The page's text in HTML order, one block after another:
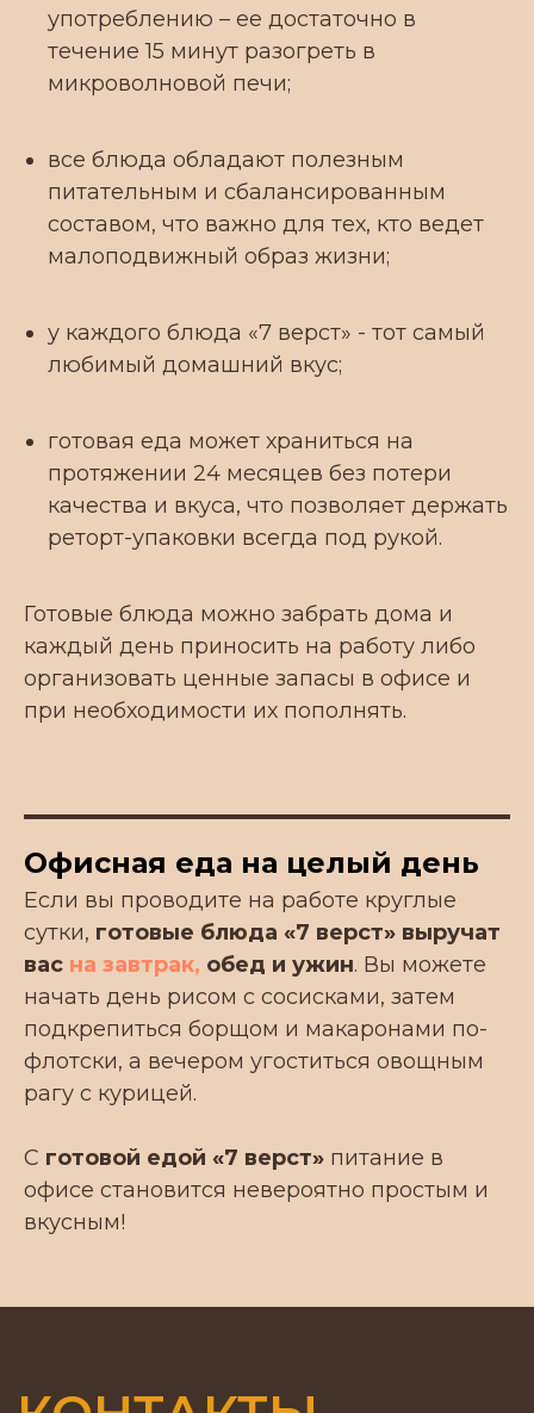
употреблению – ее достаточно в
течение 15 минут разогреть в
микроволновой печи;
все блюда обладают полезным
питательным и сбалансированным
составом, что важно для тех, кто ведет
малоподвижный образ жизни;
у каждого блюда «7 верст» - тот самый
любимый домашний вкус;
готовая еда может храниться на
протяжении 24 месяцев без потери
качества и вкуса, что позволяет держать
реторт-упаковки всегда под рукой.
Готовые блюда можно забрать дома и
каждый день приносить на работу либо
организовать ценные запасы в офисе и
при необходимости их пополнять.
Офисная еда на целый день
Если вы проводите на работе круглые
сутки, готовые блюда «7 верст» выручат
вас на завтрак, обед и ужин. Вы можете
начать день рисом с сосисками, затем
подкрепиться борщом и макаронами по-
флотски, а вечером угоститься овощным
рагу с курицей.
С готовой едой «7 верст» питание в
офисе становится невероятно простым и
вкусным!
Телефон для связи:
Офис:
г. Краснодар, Карасунский
КОНТАКТЫ
info7vt@list.ru
+7 939 262 44 52
МЕНЮ
Запросить прайс
Мы в соц. сетях: Галерея
Для кого
Еда для сплава
Еда в дорогу
Еда в
О товаре
О
бренде
О НАС
ДЛЯ БИЗНЕСА
СОТРУДНИЧЕСТВО
БЛОГ
ПРОДУКЦИЯ
КОНТАКТЫ